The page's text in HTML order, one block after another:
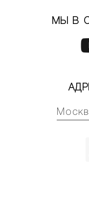
МЫ В